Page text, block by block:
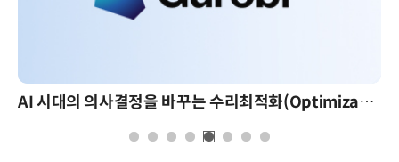
AI 시대의 의사결정을 바꾸는 수리최적화(Optimization): 실제 산업 적용 사례와 활용 전략